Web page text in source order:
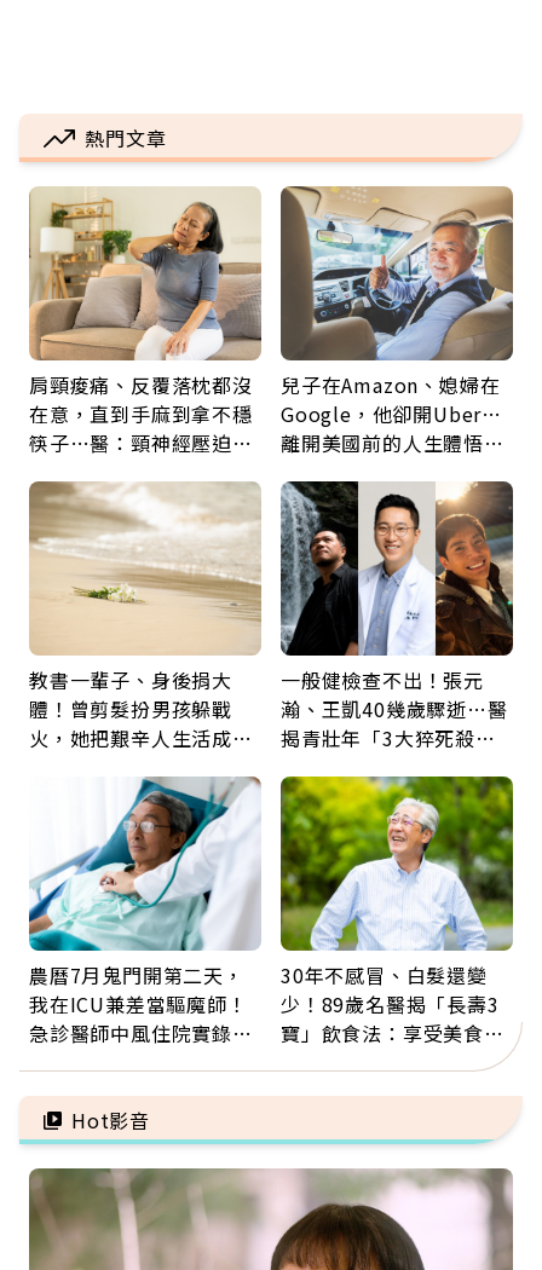
熱門文章
肩頸痠痛、反覆落枕都沒
在意，直到手麻到拿不穩
筷子…醫：頸神經壓迫上
鍵
兒子在Amazon、媳婦在
Google，他卻開Uber…
離開美國前的人生體悟：
教書一輩子、身後捐大
體！曾剪髮扮男孩躲戰
火，她把艱辛人生活成風
一般健檢查不出！張元
瀚、王凱40幾歲驟逝…醫
揭青壯年「3大猝死殺
雷
農曆7月鬼門開第二天，
我在ICU兼差當驅魔師！
急診醫師中風住院實錄：
30年不感冒、白髮還變
少！89歲名醫揭「長壽3
寶」飲食法：享受美食不
忌口，偶爾也該吃點肉
Hot影音